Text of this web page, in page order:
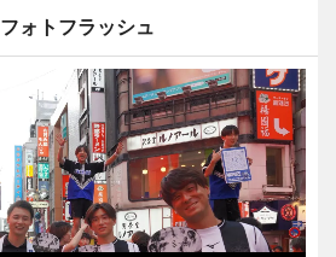
フォトフラッシュ